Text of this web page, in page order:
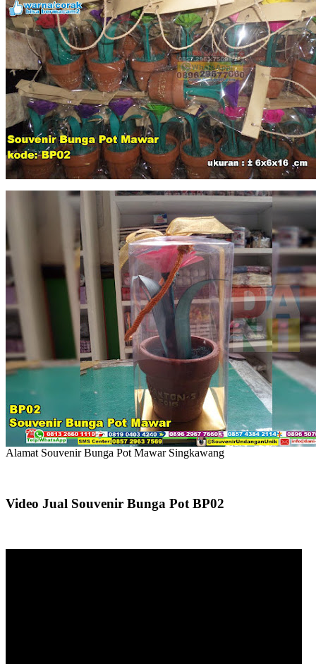
Alamat Souvenir Bunga Pot Mawar Singkawang
Video Jual Souvenir Bunga Pot BP02